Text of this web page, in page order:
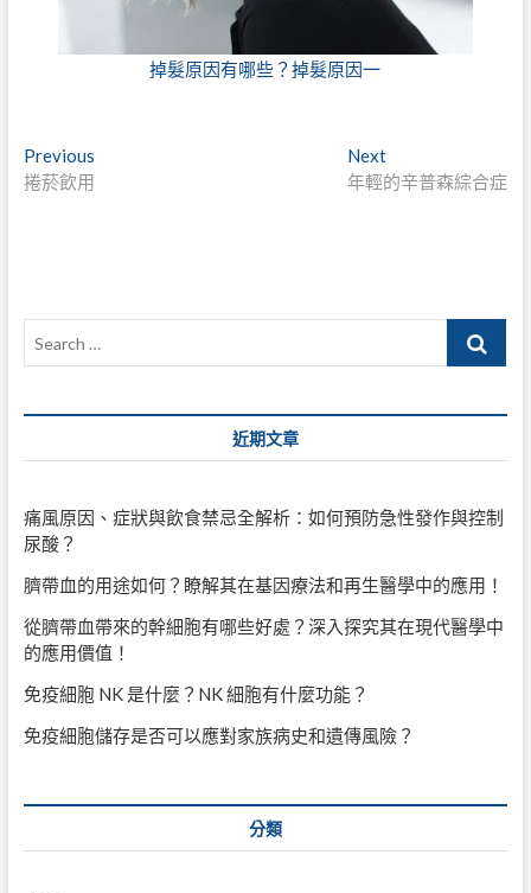
掉髮原因有哪些？掉髮原因一
文
章
PreviousPrevious
post:
捲菸飲用
NextNext
post:
年輕的辛普森綜合症
Search
近期文章
痛風原因、症狀與飲食禁忌全解析：如何預防急性發作與控制
尿酸？
臍帶血的用途如何？瞭解其在基因療法和再生醫學中的應用！
從臍帶血帶來的幹細胞有哪些好處？深入探究其在現代醫學中
的應用價值！
免疫細胞 NK 是什麼？NK 細胞有什麼功能？
免疫細胞儲存是否可以應對家族病史和遺傳風險？
分類